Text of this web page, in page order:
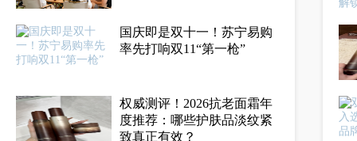
国庆即是双十一！苏宁易购
率先打响双11“第一枪”
权威测评！2026抗老面霜年
度推荐：哪些护肤品淡纹紧
致真正有效？